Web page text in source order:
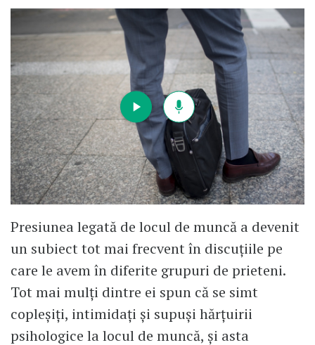
Presiunea legată de locul de muncă a devenit
un subiect tot mai frecvent în discuțiile pe
care le avem în diferite grupuri de prieteni.
Tot mai mulți dintre ei spun că se simt
copleșiți, intimidați și supuși hărțuirii
psihologice la locul de muncă, și asta